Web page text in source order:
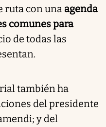
ruta con una agenda
comunes para
de todas las
también ha
del presidente
y del